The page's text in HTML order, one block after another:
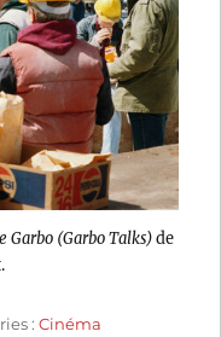
Garbo (Garbo Talks)de
:Cinéma